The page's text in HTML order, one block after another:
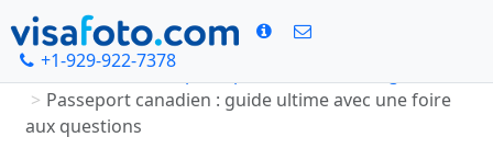
+1-929-922-7378
Accueil
Photo de passeport canadien en ligne
Passeport canadien : guide ultime avec une foire
aux questions